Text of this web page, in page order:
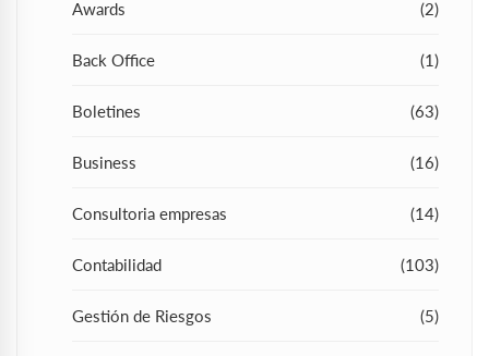
Awards (2)
Back Office (1)
Boletines (63)
Business (16)
Consultoria empresas (14)
Contabilidad (103)
Gestión de Riesgos (5)